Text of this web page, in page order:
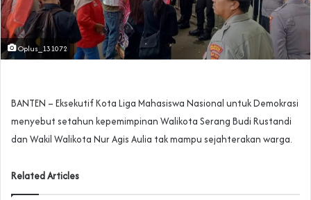
Oplus_131072
BANTEN – Eksekutif Kota Liga Mahasiswa Nasional untuk Demokrasi
menyebut setahun kepemimpinan Walikota Serang Budi Rustandi
dan Wakil Walikota Nur Agis Aulia tak mampu sejahterakan warga.
Related Articles